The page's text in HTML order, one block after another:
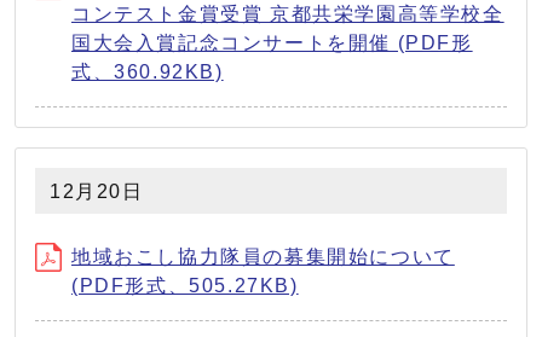
コンテスト金賞受賞 京都共栄学園高等学校全
国大会入賞記念コンサートを開催 (PDF形
式、360.92KB)
12月20日
地域おこし協力隊員の募集開始について
(PDF形式、505.27KB)